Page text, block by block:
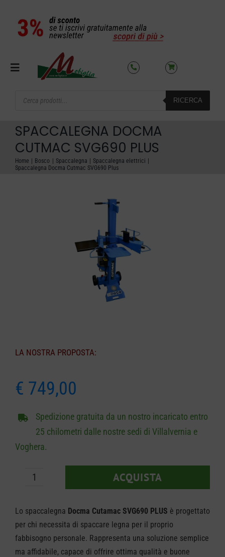
contenuto
Toggle
OFFERTE DEL MESE
search
RICERCA
SPACCALEGNA DOCMA
CUTMAC SVG690 PLUS
Home Bosco Spaccalegna
Spaccalegna elettrici
Spaccalegna Docma Cutmac SVG690 Plus
LA NOSTRA PROPOSTA:
€ 749,00
Spedizione gratuita da un nostro incaricato entro
25 chilometri dalle nostre sedi di Villalvernia e
Voghera.
Spaccalegna
Cutmac
Plus
ACQUISTA
Lo spaccalegna Docma Cutamac SVG690 PLUS è progettato
per chi necessita di spaccare legna per il proprio
fabbisogno personale. Rappresenta una soluzione semplice
ma affidabile, capace di offrire ottima qualità e buone